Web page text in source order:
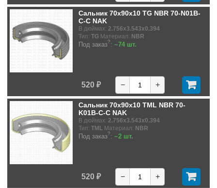
Сальник 70x90x10 TG NBR 70-N01B-
C-C NAK
В дюймах: 2.756x3.543x0.394
Тип: TG Материал: NBR
Под заказ?: ~74 шт.
520 ₽ − +
Сальник 70x90x10 TML NBR 70-
K01B-C-C NAK
В дюймах: 2.756x3.543x0.394
Тип: TML Материал: NBR
Под заказ?: ~2 шт.
520 ₽ − +